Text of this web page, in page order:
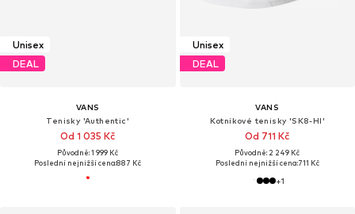
Unisex
DEAL
VANS
Tenisky 'Authentic'
Od 1 035 Kč
Původně: 1 999 Kč
Poslední nejnižší cena:887 Kč
Unisex
DEAL
VANS
Kotníkové tenisky 'SK8-HI'
Od 711 Kč
Původně: 2 249 Kč
Poslední nejnižší cena:711 Kč
+1